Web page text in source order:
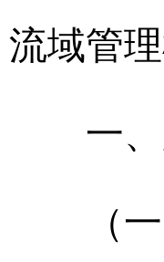
流域管
一、
（一）